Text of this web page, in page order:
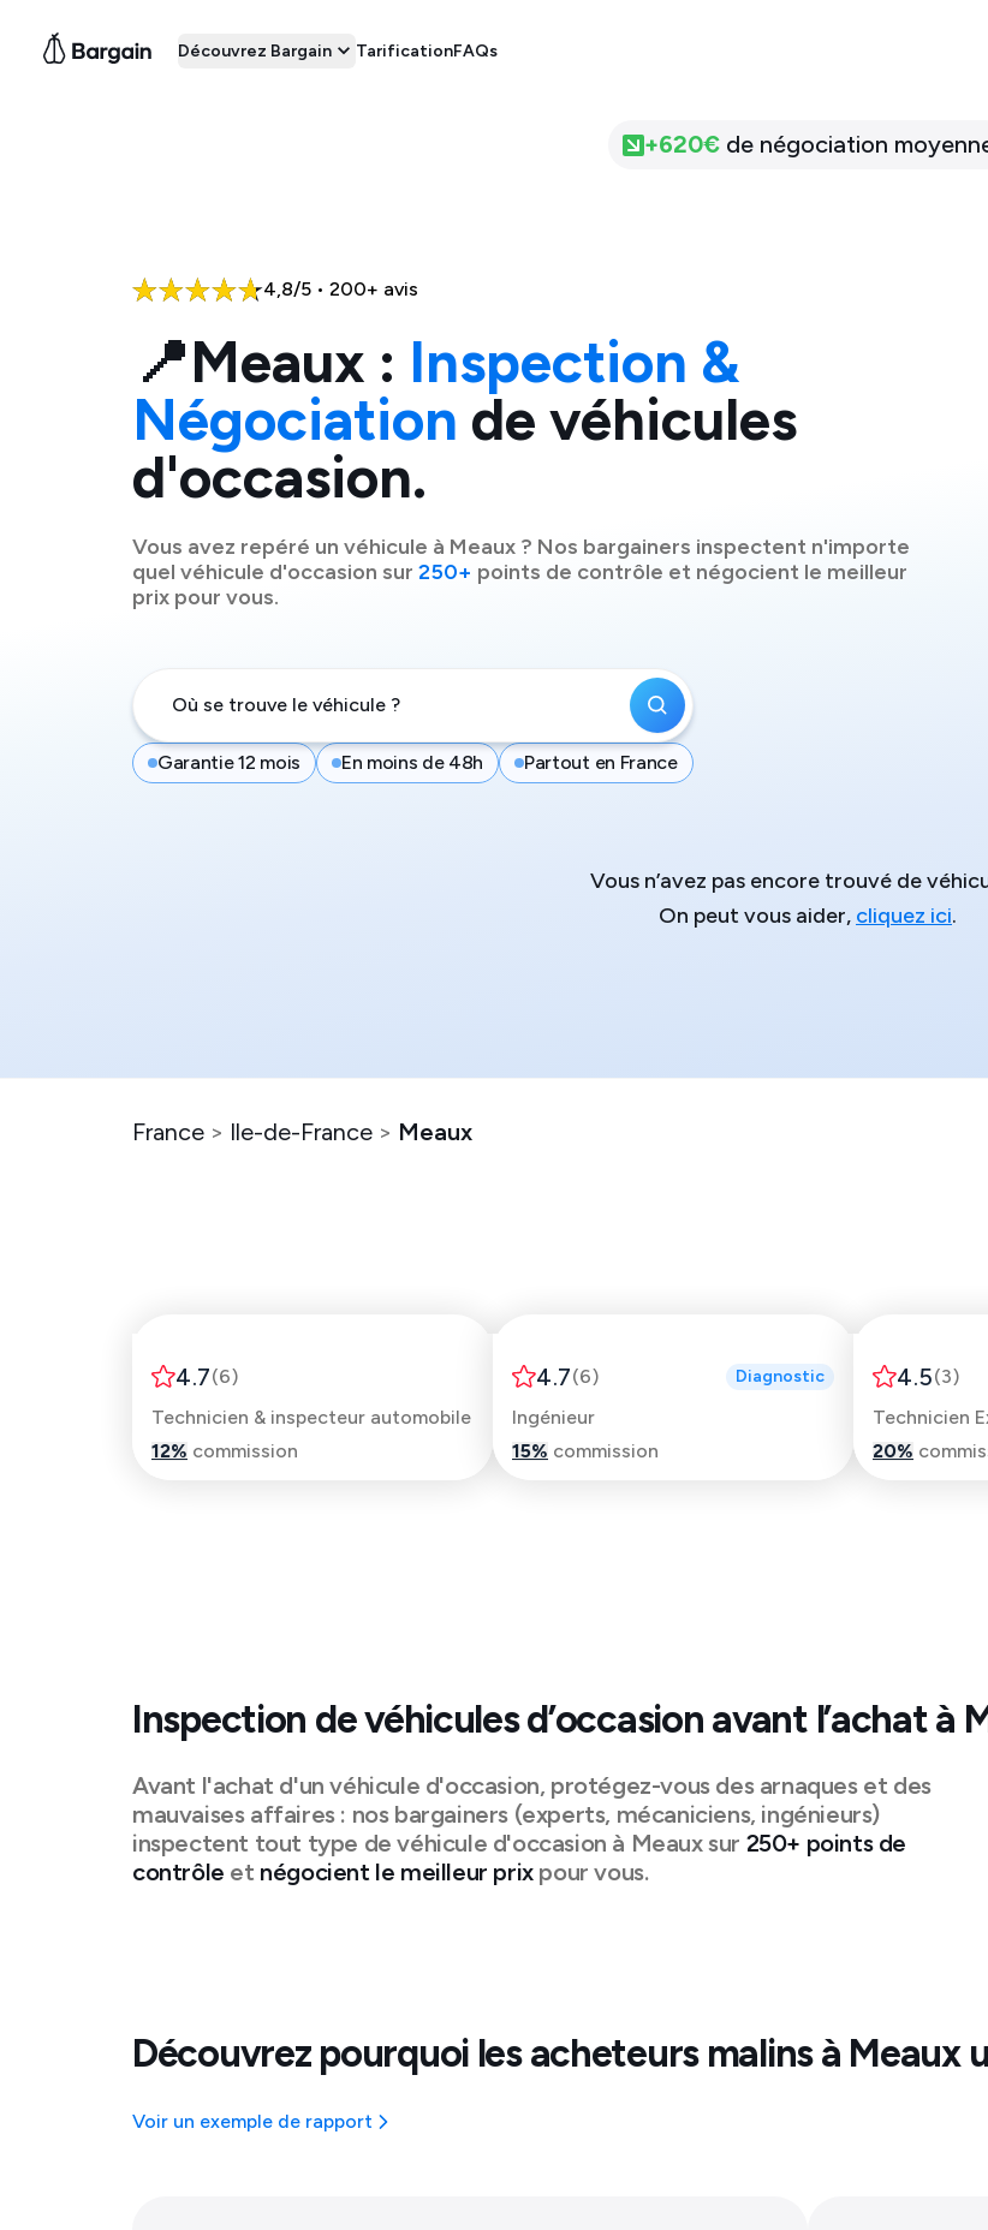
Découvrez Bargain TarificationFAQs
+620€ de négociation
4,8/5 • 200+ avis
📍Meaux : Inspection &
Négociation de véhicules
d'occasion.
Vous avez repéré un véhicule à Meaux ? Nos bargainers inspectent n'importe
quel véhicule d'occasion sur 250+ points de contrôle et négocient le meilleur
prix pour vous.
Garantie 12 mois En moins de 48h Partout en France
Vous n’avez pas encore trouvé de
On peut vous aider, cliquez ici.
France > Ile-de-France > Meaux
4.7(6)
Technicien & inspecteur automobile
12% commission
4.7(6) Diagnostic
Ingénieur
15% commission
4.5(3)
Technicien
20%
Inspection de véhicules d’occasion avant l’achat à
Avant l'achat d'un véhicule d'occasion, protégez-vous des arnaques et des
mauvaises affaires : nos bargainers (experts, mécaniciens, ingénieurs)
inspectent tout type de véhicule d'occasion à Meauxsur 250+ points de
contrôle et négocient le meilleur prixpour vous.
Découvrez pourquoi les acheteurs malins à Meaux
Voir un exemple de rapport